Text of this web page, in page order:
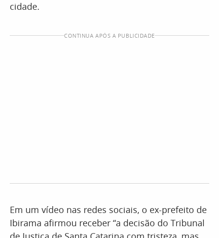
cidade.
CONTINUA APÓS A PUBLICIDADE
Em um vídeo nas redes sociais, o ex-prefeito de
Ibirama afirmou receber “a decisão do Tribunal